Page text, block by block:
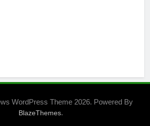
WordPress Theme 2026. Powered By
BlazeThemes.